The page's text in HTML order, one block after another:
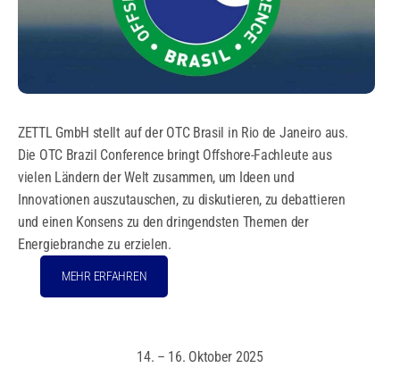
ZETTL GmbH stellt auf der OTC Brasil in Rio de Janeiro aus.
Die OTC Brazil Conference bringt Offshore-Fachleute aus
vielen Ländern der Welt zusammen, um Ideen und
Innovationen auszutauschen, zu diskutieren, zu debattieren
und einen Konsens zu den dringendsten Themen der
Energiebranche zu erzielen.
MEHR ERFAHREN
14. – 16. Oktober 2025